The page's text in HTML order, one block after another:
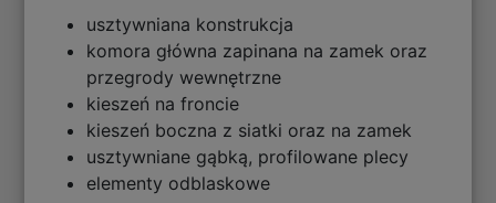
usztywniana konstrukcja
komora główna zapinana na zamek oraz
przegrody wewnętrzne
kieszeń na froncie
kieszeń boczna z siatki oraz na zamek
usztywniane gąbką, profilowane plecy
elementy odblaskowe